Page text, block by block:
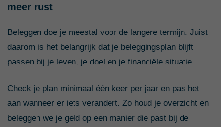
meer rust
Beleggen doe je meestal voor de langere termijn. Juist
daarom is het belangrijk dat je beleggingsplan blijft
passen bij je leven, je doel en je financiële situatie.
Check je plan minimaal één keer per jaar en pas het
aan wanneer er iets verandert. Zo houd je overzicht en
beleggen we je geld op een manier die past bij de